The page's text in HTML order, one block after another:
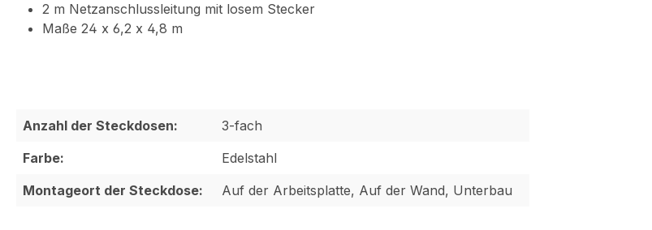
2 m Netzanschlussleitung mit losem Stecker
Maße 24 x 6,2 x 4,8 m
Anzahl der Steckdosen:
3-fach
Farbe:
Edelstahl
Montageort der Steckdose:
Auf der Arbeitsplatte, Auf der Wand, Unterbau